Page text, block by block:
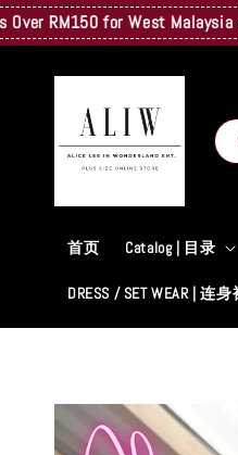
RM150 for West Malaysia
首页 Catalog | 目录
DRESS / SET WEAR | 连